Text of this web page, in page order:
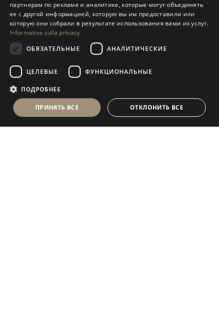
SPANISH
GERMAN
партнерам по рекламе и аналитике, которые могут объединять
ее с другой информацией, которую вы им предоставили или
которую они собрали в результате использования вами их услуг.
Informativa sulla privacy
ОБЯЗАТЕЛЬНЫЕ
АНАЛИТИЧЕСКИЕ
ЦЕЛЕВЫЕ ФУНКЦИОНАЛЬНЫЕ
ПОДРОБНЕЕ
ПРИНЯТЬ ВСЕ ОТКЛОНИТЬ ВСЕ